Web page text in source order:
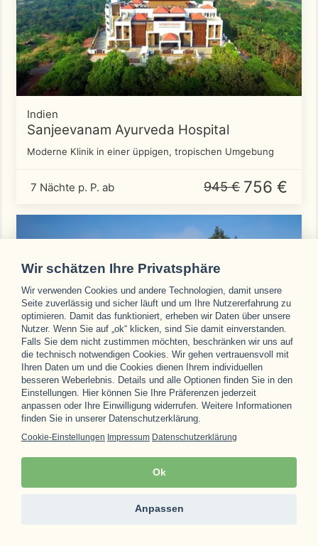
Indien
Sanjeevanam Ayurveda Hospital
Moderne Klinik in einer üppigen, tropischen Umgebung
7 Nächte p. P. ab 945 € 756 €
Indien
Shreyas Retreat
Ganzheitliche Erholung inmitten Spiritualität, Luxus und
Wir schätzen Ihre Privatsphäre
Wir verwenden Cookies und andere Technologien, damit unsere
Seite zuverlässig und sicher läuft und um Ihre Nutzererfahrung zu
optimieren. Damit das funktioniert, erheben wir Daten über unsere
Nutzer. Wenn Sie auf „ok“ klicken, sind Sie damit einverstanden.
Falls Sie dem nicht zustimmen möchten, beschränken wir uns auf
die technisch notwendigen Cookies. Wir gehen vertrauensvoll mit
Ihren Daten um und die Cookies dienen Ihrem individuellen
besseren Weberlebnis. Details und alle Optionen finden Sie in den
Einstellungen. Hier können Sie Ihre Präferenzen jederzeit
anpassen oder Ihre Einwilligung widerrufen. Weitere Informationen
finden Sie in unserer Datenschutzerklärung.
Cookie-Einstellungen Impressum Datenschutzerklärung
Ok
Anpassen